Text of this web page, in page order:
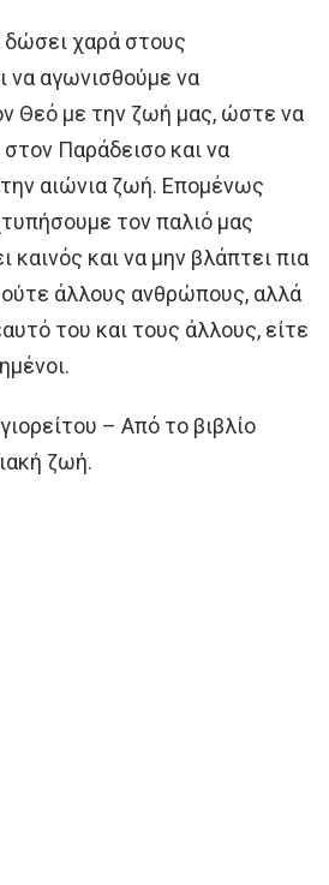
χαρά στους
να αγωνισθούμε να
Θεό με την ζωή μας, ώστε να
Παράδεισο και να
αιώνια ζωή. Επομένως
τον παλιό μας
καινός και να μην βλάπτει πια
άλλους ανθρώπους, αλλά
του και τους άλλους, είτε
– Από το βιβλίο
ζωή.